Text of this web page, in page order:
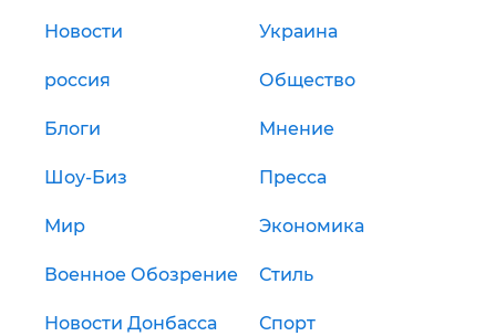
Новости Украина
россия Общество
Блоги Мнение
Шоу-Биз Пресса
Мир Экономика
Военное Обозрение Стиль
Новости Донбасса Спорт